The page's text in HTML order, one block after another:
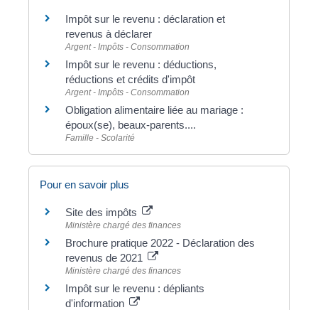
Impôt sur le revenu : déclaration et
revenus à déclarer
Argent - Impôts - Consommation
Impôt sur le revenu : déductions,
réductions et crédits d'impôt
Argent - Impôts - Consommation
Obligation alimentaire liée au mariage :
époux(se), beaux-parents....
Famille - Scolarité
Pour en savoir plus
Site des impôts
Ministère chargé des finances
Brochure pratique 2022 - Déclaration des
revenus de 2021
Ministère chargé des finances
Impôt sur le revenu : dépliants
d'information